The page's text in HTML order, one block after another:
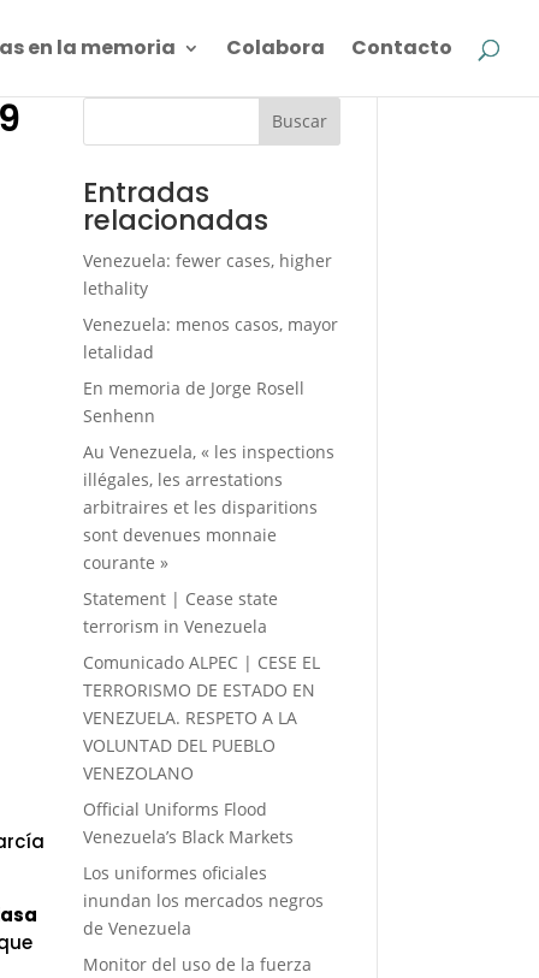
en la memoria Colabora Contacto
Buscar
Entradas
relacionadas
Venezuela: fewer cases, higher
lethality
Venezuela: menos casos, mayor
letalidad
En memoria de Jorge Rosell
Senhenn
Au Venezuela, « les inspections
illégales, les arrestations
arbitraires et les disparitions
sont devenues monnaie
courante »
Statement | Cease state
terrorism in Venezuela
Comunicado ALPEC | CESE EL
TERRORISMO DE ESTADO EN
VENEZUELA. RESPETO A LA
VOLUNTAD DEL PUEBLO
VENEZOLANO
Official Uniforms Flood
Venezuela’s Black Markets
Los uniformes oficiales
inundan los mercados negros
de Venezuela
Monitor del uso de la fuerza